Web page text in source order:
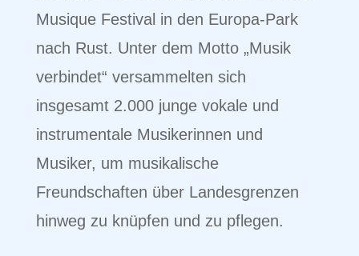
Musique Festival in den Europa-Park
nach Rust. Unter dem Motto „Musik
verbindet“ versammelten sich
insgesamt 2.000 junge vokale und
instrumentale Musikerinnen und
Musiker, um musikalische
Freundschaften über Landesgrenzen
hinweg zu knüpfen und zu pflegen.